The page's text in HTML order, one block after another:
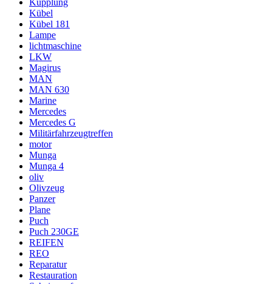
Kupplung
Kübel
Kübel 181
Lampe
lichtmaschine
LKW
Magirus
MAN
MAN 630
Marine
Mercedes
Mercedes G
Militärfahrzeugtreffen
motor
Munga
Munga 4
oliv
Olivzeug
Panzer
Plane
Puch
Puch 230GE
REIFEN
REO
Reparatur
Restauration